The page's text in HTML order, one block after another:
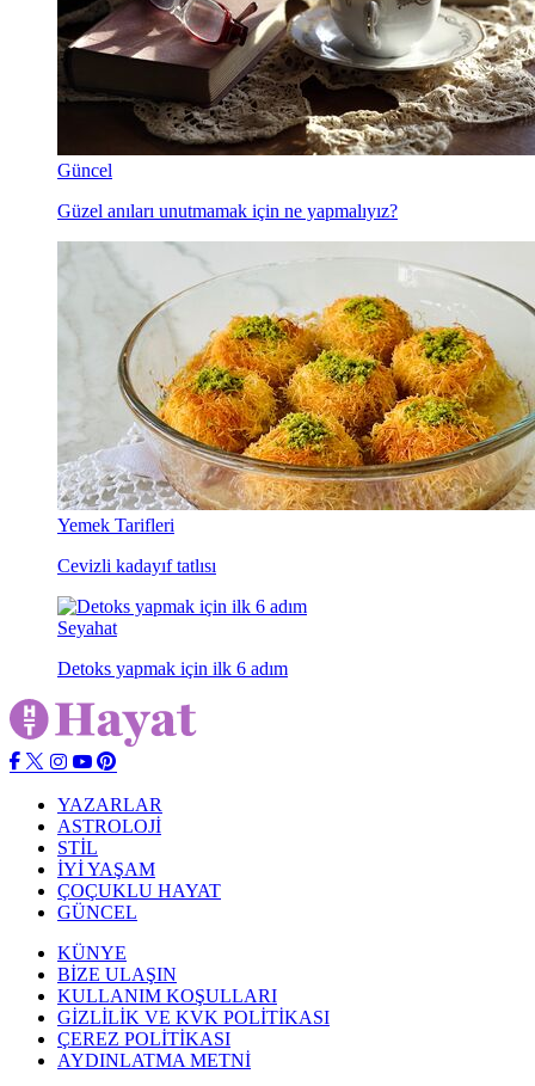
Güncel
Güzel anıları unutmamak için ne yapmalıyız?
Yemek Tarifleri
Cevizli kadayıf tatlısı
Seyahat
Detoks yapmak için ilk 6 adım
YAZARLAR
ASTROLOJİ
STİL
İYİ YAŞAM
ÇOÇUKLU HAYAT
GÜNCEL
KÜNYE
BİZE ULAŞIN
KULLANIM KOŞULLARI
GİZLİLİK VE KVK POLİTİKASI
ÇEREZ POLİTİKASI
AYDINLATMA METNİ